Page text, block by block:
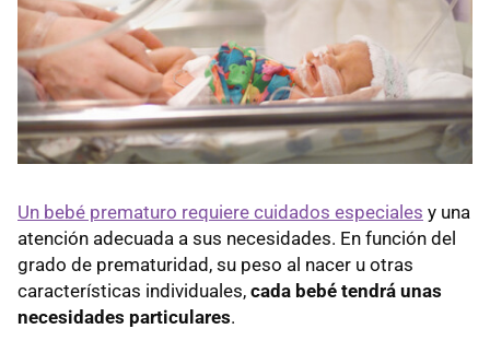
Un bebé prematuro requiere cuidados especiales y una
atención adecuada a sus necesidades. En función del
grado de prematuridad, su peso al nacer u otras
características individuales, cada bebé tendrá unas
necesidades particulares.